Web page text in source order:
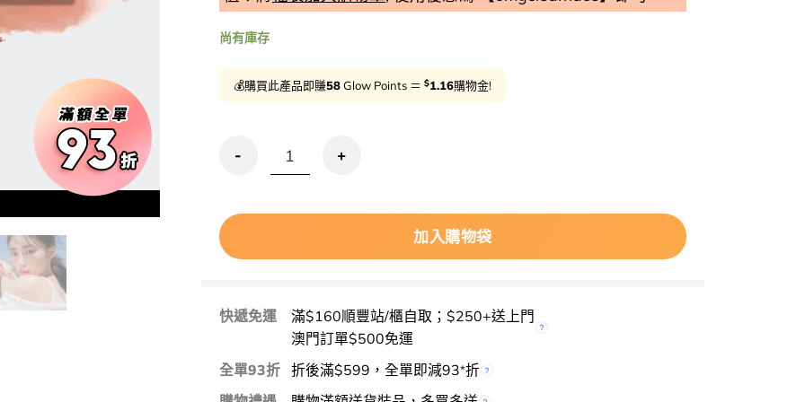
尚有庫存
💰購買此產品即賺58Glow Points ＝ $1.16購物金!
清倉激減🔥Romand Better Than Cheek C04 Pear Chip 裸色海灘系列胭脂〔新包裝〕 數
加入購物袋
快遞免運
滿$160順豐站/櫃自取；$250+送上門
澳門訂單$500免運
全單93折 折後滿$599，全單即減93*折